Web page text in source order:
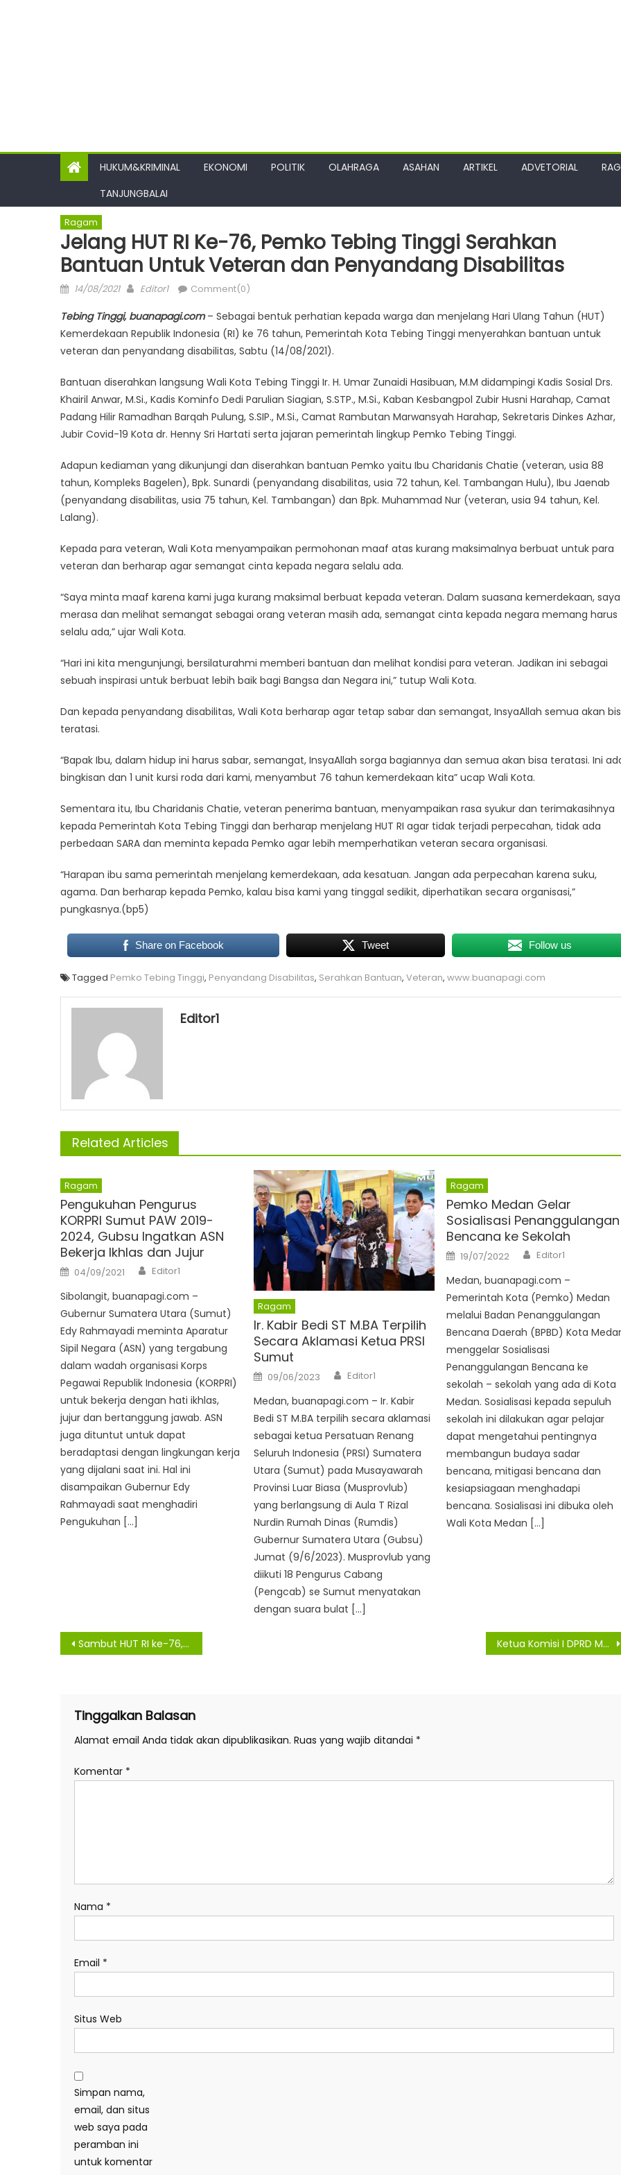
HUKUM&KRIMINAL EKONOMI POLITIK OLAHRAGA ASAHAN ARTIKEL ADVETORIAL
TANJUNGBALAI
Ragam
Jelang HUT RI Ke-76, Pemko Tebing Tinggi Serahkan
Bantuan Untuk Veteran dan Penyandang Disabilitas
Posted
14/08/2021 Author
Editor1 Comment(0)
Tebing Tinggi, buanapagi.com– Sebagai bentuk perhatian kepada warga dan menjelang Hari Ulang Tahun (HUT)
Kemerdekaan Republik Indonesia (RI) ke 76 tahun, Pemerintah Kota Tebing Tinggi menyerahkan bantuan untuk
veteran dan penyandang disabilitas, Sabtu (14/08/2021).
Bantuan diserahkan langsung Wali Kota Tebing Tinggi Ir. H. Umar Zunaidi Hasibuan, M.M didampingi Kadis Sosial Drs.
Khairil Anwar, M.Si., Kadis Kominfo Dedi Parulian Siagian, S.STP., M.Si., Kaban Kesbangpol Zubir Husni Harahap, Camat
Padang Hilir Ramadhan Barqah Pulung, S.SIP., M.Si., Camat Rambutan Marwansyah Harahap, Sekretaris Dinkes Azhar,
Jubir Covid-19 Kota dr. Henny Sri Hartati serta jajaran pemerintah lingkup Pemko Tebing Tinggi.
Adapun kediaman yang dikunjungi dan diserahkan bantuan Pemko yaitu Ibu Charidanis Chatie (veteran, usia 88
tahun, Kompleks Bagelen), Bpk. Sunardi (penyandang disabilitas, usia 72 tahun, Kel. Tambangan Hulu), Ibu Jaenab
(penyandang disabilitas, usia 75 tahun, Kel. Tambangan) dan Bpk. Muhammad Nur (veteran, usia 94 tahun, Kel.
Lalang).
Kepada para veteran, Wali Kota menyampaikan permohonan maaf atas kurang maksimalnya berbuat untuk para
veteran dan berharap agar semangat cinta kepada negara selalu ada.
“Saya minta maaf karena kami juga kurang maksimal berbuat kepada veteran. Dalam suasana kemerdekaan, saya
merasa dan melihat semangat sebagai orang veteran masih ada, semangat cinta kepada negara memang harus
selalu ada,” ujar Wali Kota.
“Hari ini kita mengunjungi, bersilaturahmi memberi bantuan dan melihat kondisi para veteran. Jadikan ini sebagai
sebuah inspirasi untuk berbuat lebih baik bagi Bangsa dan Negara ini,” tutup Wali Kota.
Dan kepada penyandang disabilitas, Wali Kota berharap agar tetap sabar dan semangat, InsyaAllah semua akan
teratasi.
“Bapak Ibu, dalam hidup ini harus sabar, semangat, InsyaAllah sorga bagiannya dan semua akan bisa teratasi. Ini
bingkisan dan 1 unit kursi roda dari kami, menyambut 76 tahun kemerdekaan kita” ucap Wali Kota.
Sementara itu, Ibu Charidanis Chatie, veteran penerima bantuan, menyampaikan rasa syukur dan terimakasihnya
kepada Pemerintah Kota Tebing Tinggi dan berharap menjelang HUT RI agar tidak terjadi perpecahan, tidak ada
perbedaan SARA dan meminta kepada Pemko agar lebih memperhatikan veteran secara organisasi.
“Harapan ibu sama pemerintah menjelang kemerdekaan, ada kesatuan. Jangan ada perpecahan karena suku,
agama. Dan berharap kepada Pemko, kalau bisa kami yang tinggal sedikit, diperhatikan secara organisasi,”
pungkasnya.(bp5)
Share on Facebook Tweet Follow us
Tagged Pemko Tebing Tinggi, Penyandang Disabilitas, Serahkan Bantuan, Veteran, www.buanapagi.com
Editor1
Related Articles
Ragam
Pengukuhan Pengurus
KORPRI Sumut PAW 2019-
2024, Gubsu Ingatkan ASN
Bekerja Ikhlas dan Jujur
Posted
on
04/09/2021 Author
Editor1
Sibolangit, buanapagi.com –
Gubernur Sumatera Utara (Sumut)
Edy Rahmayadi meminta Aparatur
Sipil Negara (ASN) yang tergabung
dalam wadah organisasi Korps
Pegawai Republik Indonesia (KORPRI)
untuk bekerja dengan hati ikhlas,
jujur dan bertanggung jawab. ASN
juga dituntut untuk dapat
beradaptasi dengan lingkungan kerja
yang dijalani saat ini. Hal ini
disampaikan Gubernur Edy
Rahmayadi saat menghadiri
Pengukuhan […]
Ragam
Ir. Kabir Bedi ST M.BA Terpilih
Secara Aklamasi Ketua PRSI
Sumut
Posted
on
09/06/2023 Author
Editor1
Medan, buanapagi.com – Ir. Kabir
Bedi ST M.BA terpilih secara aklamasi
sebagai ketua Persatuan Renang
Seluruh Indonesia (PRSI) Sumatera
Utara (Sumut) pada Musayawarah
Provinsi Luar Biasa (Musprovlub)
yang berlangsung di Aula T Rizal
Nurdin Rumah Dinas (Rumdis)
Gubernur Sumatera Utara (Gubsu)
Jumat (9/6/2023). Musprovlub yang
diikuti 18 Pengurus Cabang
(Pengcab) se Sumut menyatakan
dengan suara bulat […]
Ragam
Pemko Medan Gelar
Sosialisasi Penanggulangan
Bencana ke Sekolah
Posted
on
19/07/2022 Author
Editor1
Medan, buanapagi.com –
Pemerintah Kota (Pemko) Medan
melalui Badan Penanggulangan
Bencana Daerah (BPBD) Kota
menggelar Sosialisasi
Penanggulangan Bencana ke
sekolah – sekolah yang ada di Kota
Medan. Sosialisasi kepada sepuluh
sekolah ini dilakukan agar pelajar
dapat mengetahui pentingnya
membangun budaya sadar
bencana, mitigasi bencana dan
kesiapsiagaan menghadapi
bencana. Sosialisasi ini dibuka oleh
Wali Kota Medan […]
Navigasi
Sambut HUT RI ke-76, Polsek Medan Baru Laksanakan Vaksinisasi di Tiga Lokasi Ketua Komisi I DPRD Medan Dukung Kepolisian Lakukan Tindakan Tegas Pelaku Curanmor
Tinggalkan Balasan
Alamat email Anda tidak akan dipublikasikan. Ruas yang wajib ditandai *
Komentar *
Nama *
Email *
Situs Web
Simpan nama,
email, dan situs
web saya pada
peramban ini
untuk komentar